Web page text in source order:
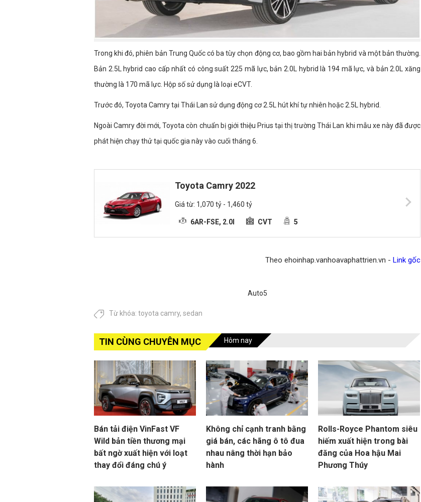
Trong khi đó, phiên bản Trung Quốc có ba tùy chọn động cơ, bao gồm hai bản hybrid và một bản thường.
Bản 2.5L hybrid cao cấp nhất có công suất 225 mã lực, bản 2.0L hybrid là 194 mã lực, và bản 2.0L xăng
thường là 170 mã lực. Hộp số sử dụng là loại eCVT.
Trước đó, Toyota Camry tại Thái Lan sử dụng động cơ 2.5L hút khí tự nhiên hoặc 2.5L hybrid.
Ngoài Camry đời mới, Toyota còn chuẩn bị giới thiệu Prius tại thị trường Thái Lan khi mẫu xe này đã được
phát hiện chạy thử tại quốc gia này vào cuối tháng 6.
Toyota Camry 2022
Giá từ: 1,070 tỷ - 1,460 tỷ
6AR-FSE, 2.0l CVT 5
Theo ehoinhap.vanhoavaphattrien.vn - Link gốc
Auto5
Từ khóa: toyota camry, sedan
TIN CÙNG CHUYÊN MỤC Hôm nay
Bán tải điện VinFast VF
Wild bản tiền thương mại
bất ngờ xuất hiện với loạt
thay đổi đáng chú ý
Không chỉ cạnh tranh bằng
giá bán, các hãng ô tô đua
nhau nâng thời hạn bảo
hành
Rolls-Royce Phantom siêu
hiếm xuất hiện trong bài
đăng của Hoa hậu Mai
Phương Thúy